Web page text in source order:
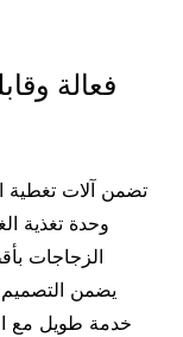
فعالة
تضمن آلات تغطية
وحدة تغذية
الزجاجات
يضمن التصميم
خدمة طويل مع